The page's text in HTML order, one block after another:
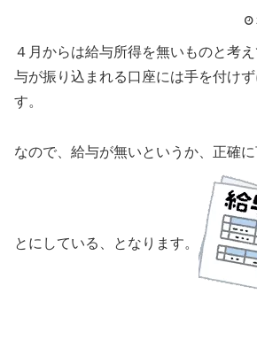
４月からは給与所得を無いものと考
与が振り込まれる口座には手を付け
す。
なので、給与が無いというか、正確
とにしている、となります。